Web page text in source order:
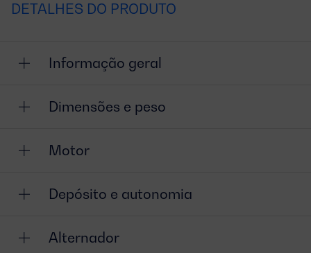
DETALHES DO PRODUTO
Informação geral
Dimensões e peso
Motor
Depósito e autonomia
Alternador